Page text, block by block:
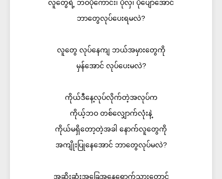
လူတွေရဲ့ ဘဝပိုကောင်း၊ ပိုလှ၊ ပိုပျော်အောင်
ဘာတွေလုပ်ပေးရမလဲ?
လူတွေ လုပ်နေကျ ဘယ်အမှားတွေကို
မှန်အောင် လုပ်ပေးမလဲ?
ကိုယ်ဒီနေ့လုပ်လိုက်တဲ့အလုပ်က
ကိုယ့်ဘဝ တစ်လျှောက်လုံးနဲ့
ကိုယ်မရှိတော့တဲ့အခါ နောက်လူတွေကို
အကျိုးပြုနေအောင် ဘာတွေလုပ်မလဲ?
အဆိုးဆုံးအခြေအနေရောက်သွားတောင်